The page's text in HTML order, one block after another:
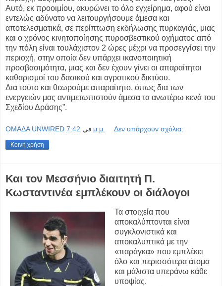
Αυτό, εκ προοιμίου, ακυρώνει το όλο εγχείρημα, αφού είναι
εντελώς αδύνατο να λειτουργήσουμε άμεσα και
αποτελεσματικά, σε περίπτωση εκδήλωσης πυρκαγιάς, μιας
και ο χρόνος κινητοποίησης πυροσβεστικού οχήματος από
την πόλη είναι τουλάχιστον 2 ώρες μέχρι να προσεγγίσει την
περιοχή, στην οποία δεν υπάρχει ικανοποιητική
προσβασιμότητα, μιας και δεν έχουν γίνει οι απαραίτητοι
καθαρισμοί του δασικού και αγροτικού δικτύου.
Δια τούτο και θεωρούμε απαραίτητο, όπως δια των
ενεργειών μας αντιμετωπιστούν άμεσα τα ανωτέρω κενά του
Σχεδίου Δράσης”.
OMAΔΑ UNWIRED في 7:42 μ.μ. Δεν υπάρχουν σχόλια:
Κοινή χρήση
Και τον Μεσσήνιο διαιτητή Π.
Κωσταντινέα εμπλέκουν οι διάλογοι
Τα στοιχεία που
αποκαλύπτονται είναι
συγκλονιστικά και
αποκαλυπτικά με την
«παράγκα» που εμπλέκει
όλο και περισσότερα άτομα
και μάλιστα υπεράνω κάθε
υποψίας.